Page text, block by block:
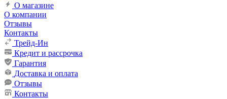
О магазине
О компании
Отзывы
Контакты
Трейд-Ин
Кредит и рассрочка
Гарантия
Доставка и оплата
Отзывы
Контакты